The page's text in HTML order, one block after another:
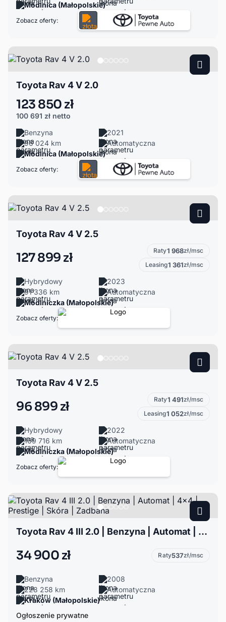
Modlnica (Małopolskie)
Zobacz oferty:
Toyota Rav 4 V 2.0
123 850 zł
100 691 zł netto
Benzyna
2021
96 024 km
Automatyczna
Modlnica (Małopolskie)
Zobacz oferty:
Toyota Rav 4 V 2.5
127 899 zł Raty1 968zł/msc
Leasing1 361zł/msc
Hybrydowy
2023
91 336 km
Automatyczna
Modlniczka (Małopolskie)
Zobacz oferty:
Toyota Rav 4 V 2.5
96 899 zł Raty1 491zł/msc
Leasing1 052zł/msc
Hybrydowy
2022
169 716 km
Automatyczna
Modlniczka (Małopolskie)
Zobacz oferty:
Toyota Rav 4 III 2.0 | Benzyna | Automat | 4x4 | Prestige | Skóra | Zadbana
34 900 zł Raty537zł/msc
Benzyna
2008
228 258 km
Automatyczna
Kraków (Małopolskie)
Ogłoszenie prywatne